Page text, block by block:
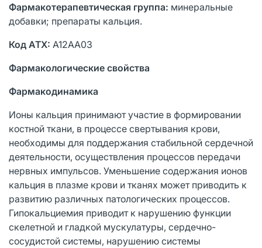
Фармакотерапевтическая группа: минеральные
добавки; препараты кальция.
Код АТХ: A12AA03
Фармакологические свойства
Фармакодинамика
Ионы кальция принимают участие в формировании
костной ткани, в процессе свертывания крови,
необходимы для поддержания стабильной сердечной
деятельности, осуществления процессов передачи
нервных импульсов. Уменьшение содержания ионов
кальция в плазме крови и тканях может приводить к
развитию различных патологических процессов.
Гипокальциемия приводит к нарушению функции
скелетной и гладкой мускулатуры, сердечно-
сосудистой системы, нарушению системы